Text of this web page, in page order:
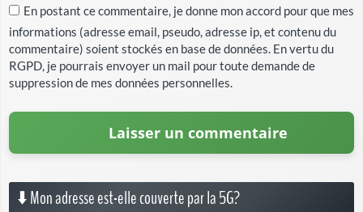
En postant ce commentaire, je donne mon accord pour que mes
informations (adresse email, pseudo, adresse ip, et contenu du
commentaire) soient stockés en base de données. En vertu du
RGPD, je pourrais envoyer un mail pour toute demande de
suppression de mes données personnelles.
⬇️ Mon adresse est-elle couverte par la 5G?